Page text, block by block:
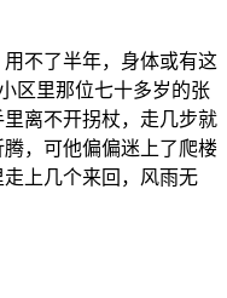
不了半年，身体或有这
区里那位七十多岁的张
离不开拐杖，走几步就
，可他偏偏迷上了爬楼
上几个来回，风雨无